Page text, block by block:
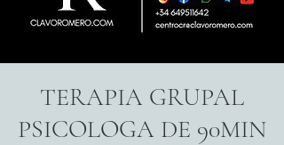
TERAPIA GRUPAL
PSICOLOGA DE 90MIN